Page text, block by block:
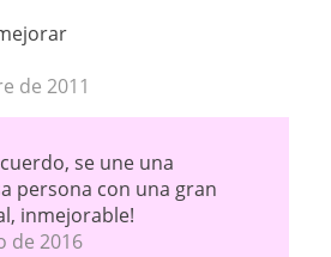
de 2011
se une una
persona con una gran
inmejorable!
de 2016